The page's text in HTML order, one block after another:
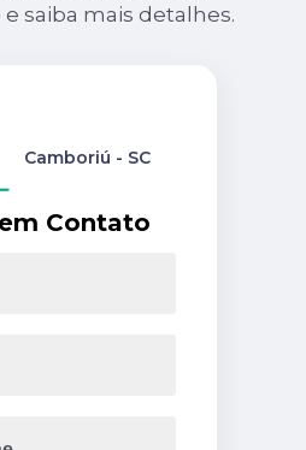
saiba mais detalhes.
Contato
Camboriú - SC